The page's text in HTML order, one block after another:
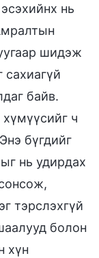
нь
шидэж
байв.
хүмүүсийг ч
бүгдийг
нь удирдах
тэрслэхгүй
болон
хүн